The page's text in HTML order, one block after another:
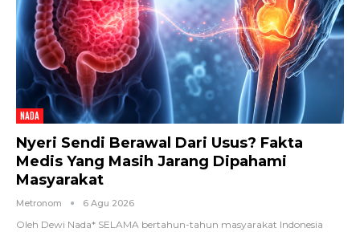
NADA
Nyeri Sendi Berawal Dari Usus? Fakta
Medis Yang Masih Jarang Dipahami
Masyarakat
Metronom 6 Agu 2026
Oleh Dewi Nada* SELAMA bertahun-tahun masyarakat Indonesia